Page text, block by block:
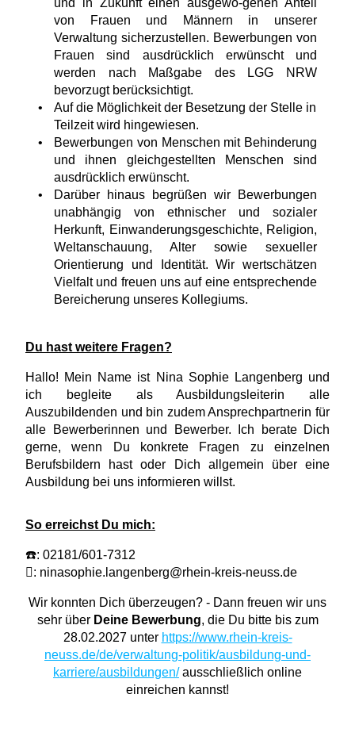
und in Zukunft einen ausgewo-genen Anteil
von Frauen und Männern in unserer
Verwaltung sicherzustellen. Bewerbungen von
Frauen sind ausdrücklich erwünscht und
werden nach Maßgabe des LGG NRW
bevorzugt berücksichtigt.
Auf die Möglichkeit der Besetzung der Stelle in
Teilzeit wird hingewiesen.
Bewerbungen von Menschen mit Behinderung
und ihnen gleichgestellten Menschen sind
ausdrücklich erwünscht.
Darüber hinaus begrüßen wir Bewerbungen
unabhängig von ethnischer und sozialer
Herkunft, Einwanderungsgeschichte, Religion,
Weltanschauung, Alter sowie sexueller
Orientierung und Identität. Wir wertschätzen
Vielfalt und freuen uns auf eine entsprechende
Bereicherung unseres Kollegiums.
Du hast weitere Fragen?
Hallo! Mein Name ist Nina Sophie Langenberg und
ich begleite als Ausbildungsleiterin alle
Auszubildenden und bin zudem Ansprechpartnerin für
alle Bewerberinnen und Bewerber. Ich berate Dich
gerne, wenn Du konkrete Fragen zu einzelnen
Berufsbildern hast oder Dich allgemein über eine
Ausbildung bei uns informieren willst.
So erreichst Du mich:
☎️: 02181/601-7312
: ninasophie.langenberg@rhein-kreis-neuss.de
Wir konnten Dich überzeugen? - Dann freuen wir uns
sehr überDeine Bewerbung, die Du bitte bis zum
28.02.2027 unter https://www.rhein-kreis-
neuss.de/de/verwaltung-politik/ausbildung-und-
karriere/ausbildungen/ausschließlich online
einreichen kannst!